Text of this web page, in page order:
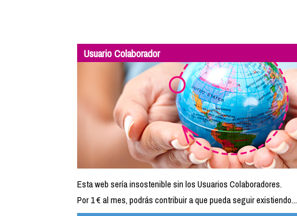
Usuario Colaborador
Esta web sería insostenible sin los Usuarios Colaboradores.
Por 1 € al mes, podrás contribuir a que pueda seguir existiendo...